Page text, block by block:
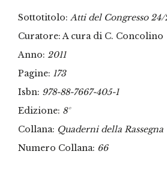
Sottotitolo: Atti del Congresso
Curatore: A cura di C. Concolino
Anno: 2011
Pagine: 173
Isbn: 978-88-7667-405-1
Edizione: 8°
Collana: Quaderni della Rassegna
Numero Collana: 66